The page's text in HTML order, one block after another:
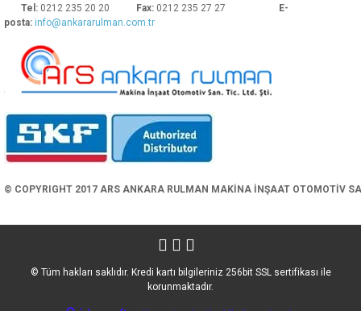
Tel: 0212 235 20 20 Fax: 0212 235 27 27
E-
posta: info@ankararulman.com.tr
© COPYRIGHT 2017 ARS ANKARA RULMAN MAKİNA İNŞAAT OTOMOTİV
© Tüm hakları saklıdır. Kredi kartı bilgileriniz 256bit SSL sertifikası ile
korunmaktadır.